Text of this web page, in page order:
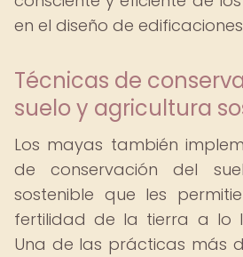
en el diseño de
Técnicas de
suelo y agricultura
Los mayas también
de conservación del
sostenible que les
fertilidad de la tierra a lo
Una de las prácticas más